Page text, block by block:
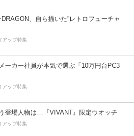
、自ら描いた”レトロフューチャ
アップ特集
ーカー社員が本気で選ぶ「10万円台PC3
アップ特集
登場人物は…『VIVANT』限定ウオッチ
アップ特集